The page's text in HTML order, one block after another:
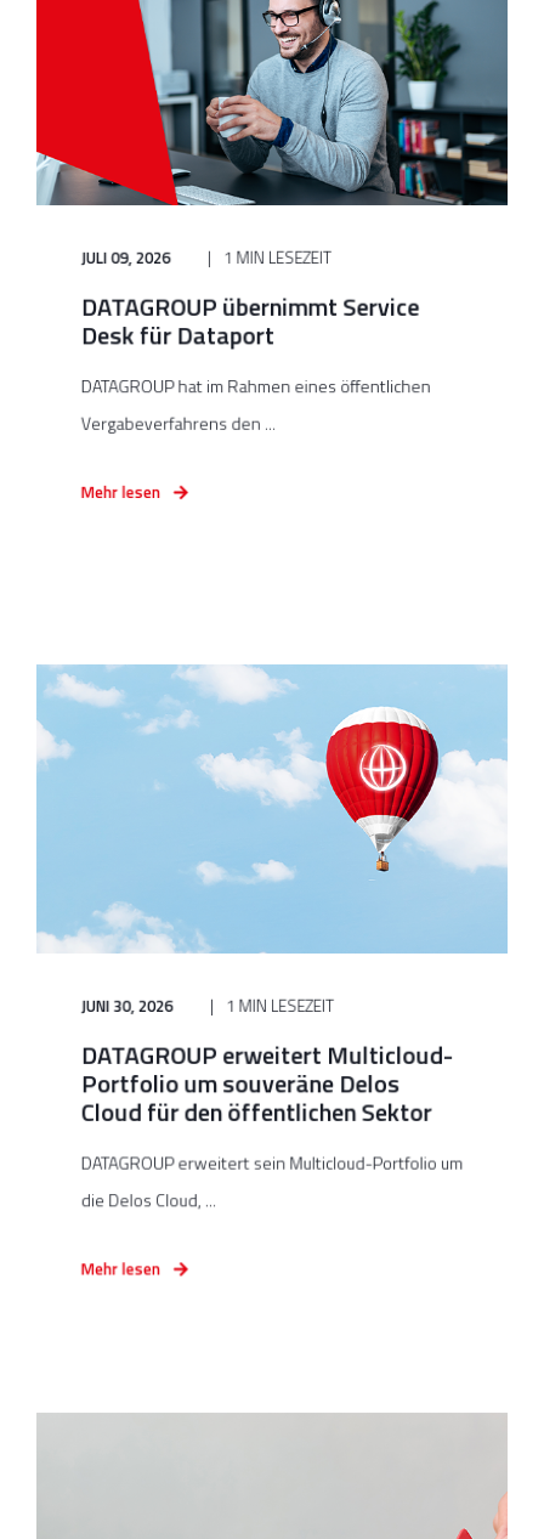
JULI 09, 2026 1 MIN LESEZEIT
DATAGROUP übernimmt Service
Desk für Dataport
DATAGROUP hat im Rahmen eines öffentlichen
Vergabeverfahrens den ...
Mehr lesen
JUNI 30, 2026 1 MIN LESEZEIT
DATAGROUP erweitert Multicloud-
Portfolio um souveräne Delos
Cloud für den öffentlichen Sektor
DATAGROUP erweitert sein Multicloud-Portfolio um
die Delos Cloud, ...
Mehr lesen